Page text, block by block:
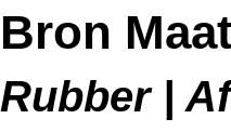
Bron
Rubber |